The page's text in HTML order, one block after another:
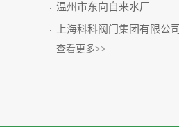
温州市东向自来水厂
上海科科阀门集团有限公司
查看更多>>